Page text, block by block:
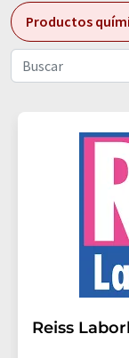
Productos
Reiss